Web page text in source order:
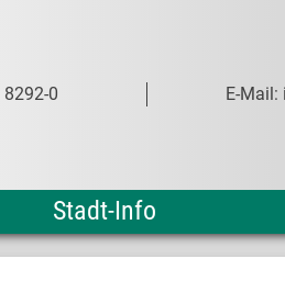
0 E-Mail:
Stadt-Info